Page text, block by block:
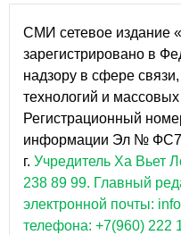
СМИ сетевое издание
зарегистрировано в
надзору в сфере
технологий и
Регистрационный
информации Эл №
г. Учредитель Ха Вьет
238 89 99. Главный
электронной почты:
телефона: +7(960) 222